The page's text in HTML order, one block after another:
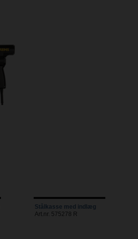
Stålkasse med indlæg
Art.nr. 575278 R